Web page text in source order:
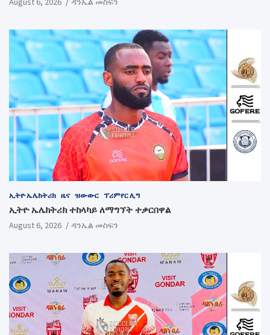
ኢትዮ ኤሌክትሪክ ዜና ዝውውር ፕሪምየር ሊግ
ኢትዮ ኤሌክትሪክ ተከላካይ ለማግኘት ተቃርበዋል
August 6, 2026 ዳንኤል መስፍን